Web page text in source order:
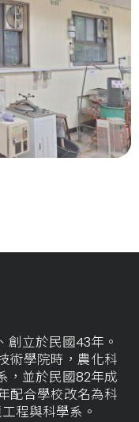
創立於民國43年。
術學院時，農化科
，並於民國82年成
配合學校改名為科
程與科學系。